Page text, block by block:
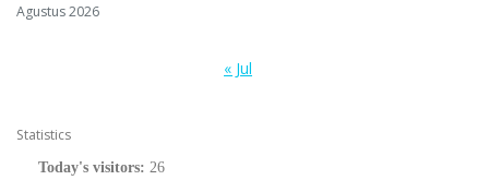
Agustus 2026
« Jul
Statistics
Today's visitors: 26